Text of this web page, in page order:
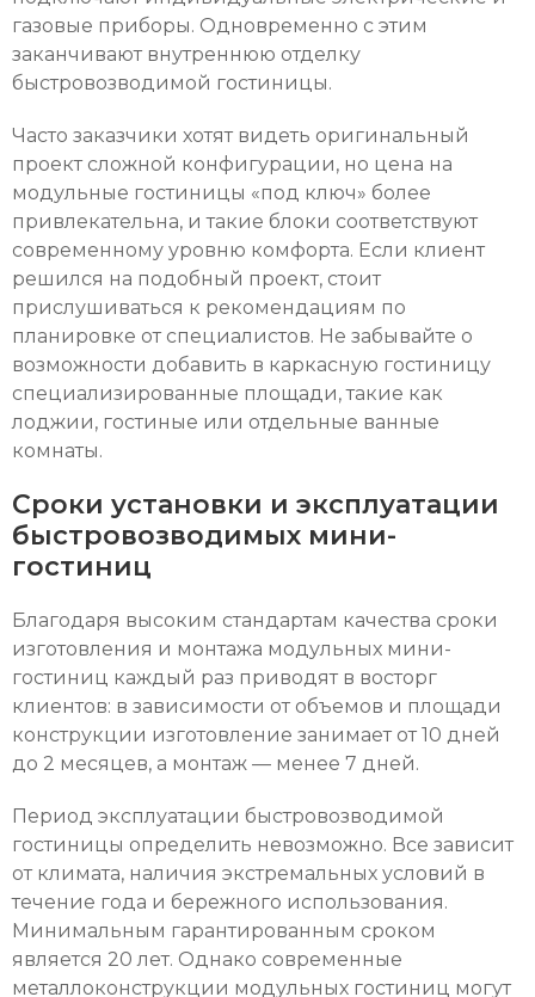
газовые приборы. Одновременно с этим
заканчивают внутреннюю отделку
быстровозводимой гостиницы.
Часто заказчики хотят видеть оригинальный
проект сложной конфигурации, но цена на
модульные гостиницы «под ключ» более
привлекательна, и такие блоки соответствуют
современному уровню комфорта. Если клиент
решился на подобный проект, стоит
прислушиваться к рекомендациям по
планировке от специалистов. Не забывайте о
возможности добавить в каркасную гостиницу
специализированные площади, такие как
лоджии, гостиные или отдельные ванные
комнаты.
Сроки установки и эксплуатации
быстровозводимых мини-
гостиниц
Благодаря высоким стандартам качества сроки
изготовления и монтажа модульных мини-
гостиниц каждый раз приводят в восторг
клиентов: в зависимости от объемов и площади
конструкции изготовление занимает от 10 дней
до 2 месяцев, а монтаж — менее 7 дней.
Период эксплуатации быстровозводимой
гостиницы определить невозможно. Все зависит
от климата, наличия экстремальных условий в
течение года и бережного использования.
Минимальным гарантированным сроком
является 20 лет. Однако современные
металлоконструкции модульных гостиниц могут